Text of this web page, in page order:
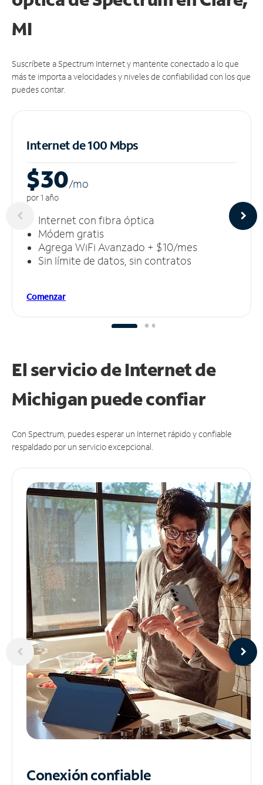
MI
Suscríbete a Spectrum Internet y mantente conectado a lo que
más te importa a velocidades y niveles de confiabilidad con los que
puedes contar.
Internet de 100 Mbps
$30/mo
por 1 año
Internet con fibra óptica
Módem gratis
Agrega WiFi Avanzado + $10/mes
Sin límite de datos, sin contratos
Comenzar
El servicio de Internet de
Michigan puedeconfiar
Con Spectrum, puedes esperar un Internet rápido y confiable
respaldado por un servicio excepcional.
Conexión confiable